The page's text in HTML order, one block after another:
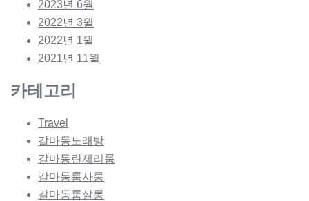
2023년 6월
2022년 3월
2022년 1월
2021년 11월
카테고리
Travel
갈마동노래방
갈마동란제리룸
갈마동룸사롱
갈마동룸살롱